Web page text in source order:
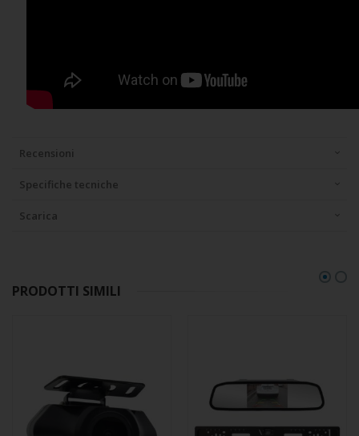
Recensioni
Specifiche tecniche
Scarica
PRODOTTI SIMILI